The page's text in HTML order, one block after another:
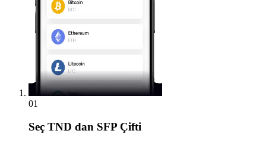
01
Seç TND dan SFP Çifti